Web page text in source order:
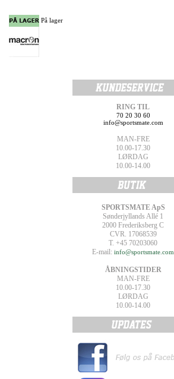
På lager
RING TIL
70 20 30 60
info@sportsmate.com
MAN-FRE
10.00-17.30
LØRDAG
10.00-14.00
SPORTSMATE ApS
Sønderjyllands Allé 1
2000 Frederiksberg C
CVR. 17068539
T. +45 70203060
E-mail: info@sportsmate.com
ÅBNINGSTIDER
MAN-FRE
10.00-17.30
LØRDAG
10.00-14.00